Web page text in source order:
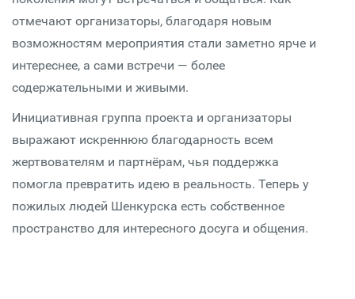
отмечают организаторы, благодаря новым
возможностям мероприятия стали заметно ярче и
интереснее, а сами встречи — более
содержательными и живыми.
Инициативная группа проекта и организаторы
выражают искреннюю благодарность всем
жертвователям и партнёрам, чья поддержка
помогла превратить идею в реальность. Теперь у
пожилых людей Шенкурска есть собственное
пространство для интересного досуга и общения.